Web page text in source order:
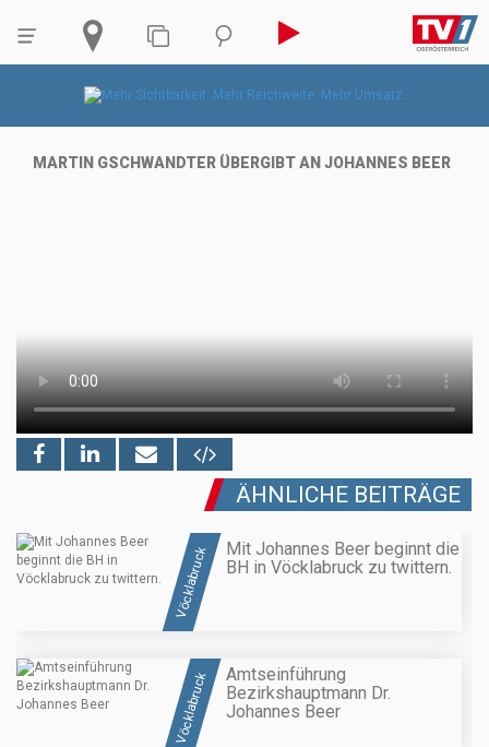
MARTIN GSCHWANDTER ÜBERGIBT AN JOHANNES BEER
ÄHNLICHE BEITRÄGE
Vöcklabruck
Mit Johannes Beer beginnt die
BH in Vöcklabruck zu twittern.
Vöcklabruck
Amtseinführung
Bezirkshauptmann Dr.
Johannes Beer